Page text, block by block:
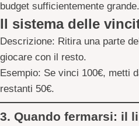
budget sufficientemente grande.
Il sistema delle
Descrizione: Ritira una parte
giocare con il resto.
Esempio: Se vinci 100€, metti
restanti 50€.
3. Quando fermarsi: il